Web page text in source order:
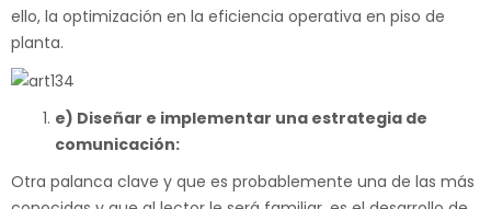
ello, la optimización en la eficiencia operativa en piso de
planta.
e) Diseñar e implementar una estrategia de
comunicación:
Otra palanca clave y que es probablemente una de las más